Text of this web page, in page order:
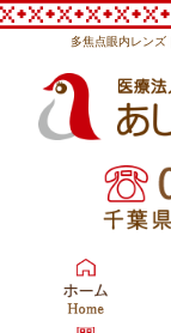
多焦点眼内レンズ